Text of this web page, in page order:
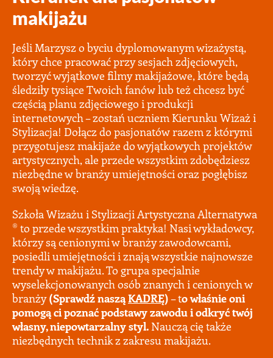
makijażu
Jeśli Marzysz o byciu dyplomowanym wizażystą,
który chce pracować przy sesjach zdjęciowych,
tworzyć wyjątkowe filmy makijażowe, które będą
śledziły tysiące Twoich fanów lub też chcesz być
częścią planu zdjęciowego i produkcji
internetowych – zostań uczniem Kierunku Wizaż i
Stylizacja! Dołącz do pasjonatów razem z którymi
przygotujesz makijaże do wyjątkowych projektów
artystycznych, ale przede wszystkim zdobędziesz
niezbędne w branży umiejętności oraz pogłębisz
swoją wiedzę.
Szkoła Wizażu i Stylizacji Artystyczna Alternatywa
® to przede wszystkim praktyka! Nasi wykładowcy,
którzy są cenionymi w branży zawodowcami,
posiedli umiejętności i znają wszystkie najnowsze
trendy w makijażu. To grupa specjalnie
wyselekcjonowanych osób znanych i cenionych w
branży(Sprawdź nasząKADRĘ)– to właśnie oni
pomogą ci poznaćpodstawy zawodu i odkryć twój
własny, niepowtarzalny styl. Nauczą cię także
niezbędnych technik z zakresu makijażu.